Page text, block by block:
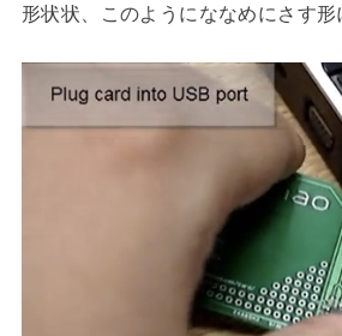
形状状、このようにななめにさす形